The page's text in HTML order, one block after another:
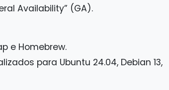
Availability” (GA).
e Homebrew.
para Ubuntu 24.04, Debian 13,